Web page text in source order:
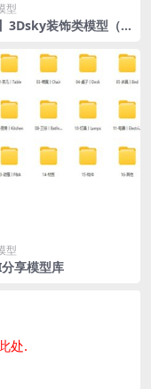
型
3Dsky装饰类模型（2
型
享模型库
处.